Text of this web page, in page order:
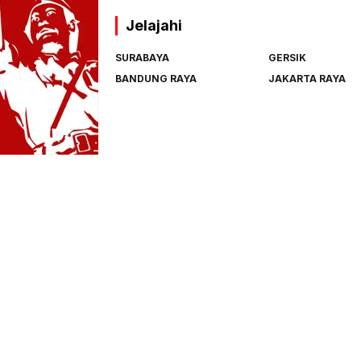
Jelajahi
SURABAYA GERSIK
BANDUNG RAYA
JAKARTA RAYA